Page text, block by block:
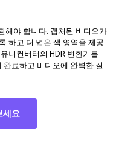
해야 합니다. 캡처된 비디오가
하고 더 넓은 색 영역을 제공
니컨버터의 HDR 변환기를
완료하고 비디오에 완벽한 질
세요